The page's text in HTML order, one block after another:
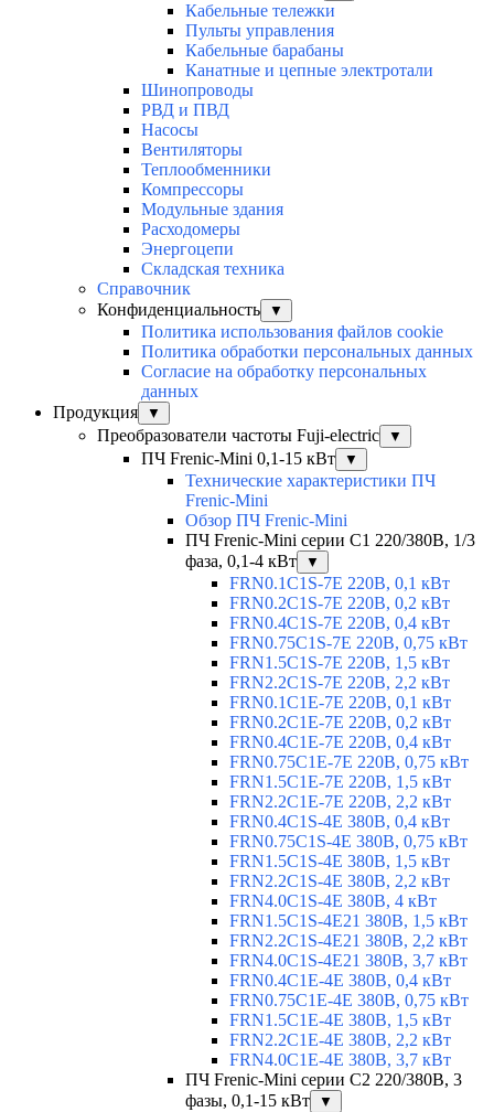
Кабельные тележки
Пульты управления
Кабельные барабаны
Канатные и цепные электротали
Шинопроводы
РВД и ПВД
Насосы
Вентиляторы
Теплообменники
Компрессоры
Модульные здания
Расходомеры
Энергоцепи
Складская техника
Справочник
Конфиденциальность
▼
Политика использования файлов cookie
Политика обработки персональных данных
Согласие на обработку персональных
данных
Продукция
▼
Преобразователи частоты Fuji-electric ▼
ПЧ Frenic-Mini 0,1-15 кВт ▼
Технические характеристики ПЧ
Frenic-Mini
Обзор ПЧ Frenic-Mini
ПЧ Frenic-Mini серии C1 220/380В, 1/3
фаза, 0,1-4 кВт
▼
FRN0.1C1S-7E 220В, 0,1 кВт
FRN0.2C1S-7E 220В, 0,2 кВт
FRN0.4C1S-7E 220В, 0,4 кВт
FRN0.75C1S-7E 220В, 0,75 кВт
FRN1.5C1S-7E 220В, 1,5 кВт
FRN2.2C1S-7E 220В, 2,2 кВт
FRN0.1C1E-7E 220В, 0,1 кВт
FRN0.2C1E-7E 220В, 0,2 кВт
FRN0.4C1E-7E 220В, 0,4 кВт
FRN0.75C1E-7E 220В, 0,75 кВт
FRN1.5C1E-7E 220В, 1,5 кВт
FRN2.2C1E-7E 220В, 2,2 кВт
FRN0.4C1S-4E 380В, 0,4 кВт
FRN0.75C1S-4E 380В, 0,75 кВт
FRN1.5C1S-4E 380В, 1,5 кВт
FRN2.2C1S-4E 380В, 2,2 кВт
FRN4.0C1S-4E 380В, 4 кВт
FRN1.5C1S-4E21 380В, 1,5 кВт
FRN2.2C1S-4E21 380В, 2,2 кВт
FRN4.0C1S-4E21 380В, 3,7 кВт
FRN0.4C1E-4E 380В, 0,4 кВт
FRN0.75C1E-4E 380В, 0,75 кВт
FRN1.5C1E-4E 380В, 1,5 кВт
FRN2.2C1E-4E 380В, 2,2 кВт
FRN4.0C1E-4E 380В, 3,7 кВт
ПЧ Frenic-Mini серии С2 220/380В, 3
фазы, 0,1-15 кВт
▼